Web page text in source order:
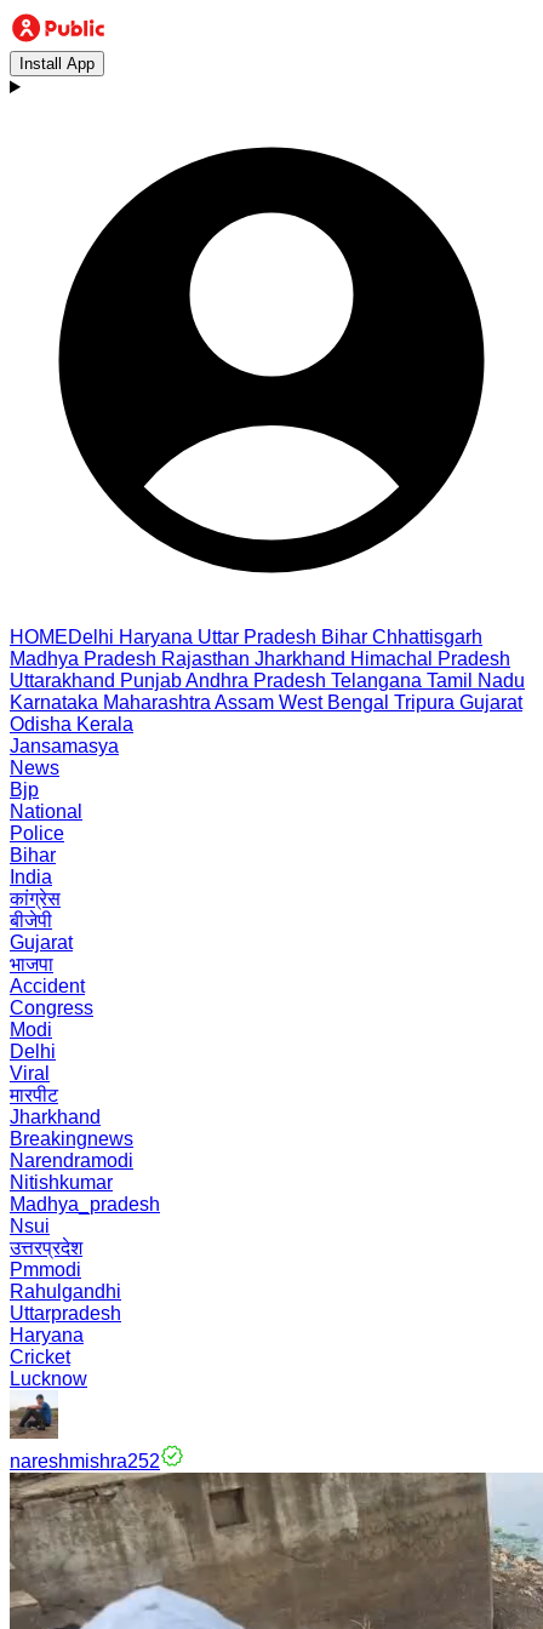
Install App
HOMEDelhi Haryana Uttar Pradesh Bihar Chhattisgarh
Madhya Pradesh Rajasthan Jharkhand Himachal Pradesh
Uttarakhand PunjabAndhra Pradesh Telangana Tamil Nadu
Karnataka Maharashtra Assam West Bengal Tripura Gujarat
Odisha Kerala
Jansamasya
News
Bjp
National
Police
Bihar
India
कांग्रेस
बीजेपी
Gujarat
भाजपा
Accident
Congress
Modi
Delhi
Viral
मारपीट
Jharkhand
Breakingnews
Narendramodi
Nitishkumar
Madhya_pradesh
Nsui
उत्तरप्रदेश
Pmmodi
Rahulgandhi
Uttarpradesh
Haryana
Cricket
Lucknow
nareshmishra252